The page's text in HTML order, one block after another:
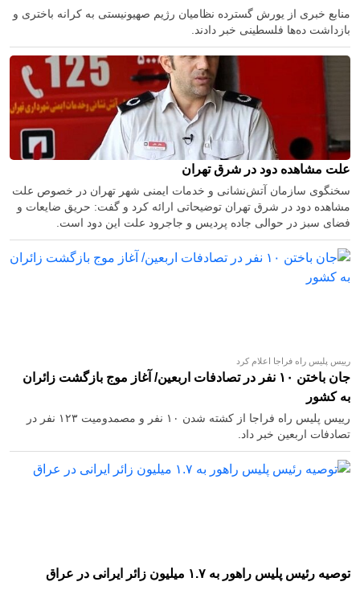
منابع خبری از یورش گسترده نظامیان رژیم صهیونیستی به کرانه باختری و
بازداشت ده‌ها فلسطینی خبر دادند.
علت مشاهده دود در شرق تهران
سخنگوی سازمان آتش‌نشانی و خدمات ایمنی شهر تهران در خصوص علت
مشاهده دود در شرق تهران توضیحاتی ارائه کرد و گفت: حریق ضایعات و
فضای سبز در حوالی جاده پردیس و جاجرود علت این دود است.
رییس پلیس راه فراجا اعلام کرد
جان باختن ۱۰ نفر در تصادفات اربعین/ آغاز موج بازگشت زائران
به کشور
رییس پلیس راه فراجا از کشته شدن ۱۰ نفر و مصمدومیت ۱۲۳ نفر در
تصادفات اربعین خبر داد.
توصیه رئیس پلیس راهور به ۱.۷ میلیون زائر ایرانی در عراق